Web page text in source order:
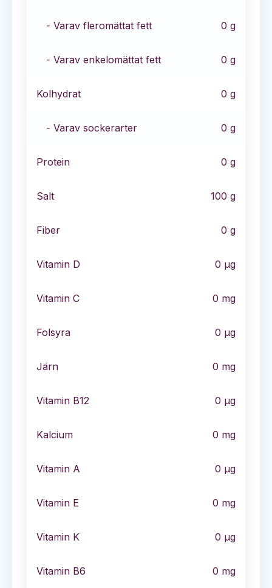
- Varav fleromättat fett 0 g
- Varav enkelomättat fett 0 g
Kolhydrat 0 g
- Varav sockerarter 0 g
Protein 0 g
Salt 100 g
Fiber 0 g
Vitamin D 0 µg
Vitamin C 0 mg
Folsyra 0 µg
Järn 0 mg
Vitamin B12 0 µg
Kalcium 0 mg
Vitamin A 0 µg
Vitamin E 0 mg
Vitamin K 0 µg
Vitamin B6 0 mg